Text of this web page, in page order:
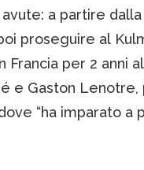
a partire dalla
proseguire al
Francia per 2 anni
e Gaston Lenotre,
“ha imparato a